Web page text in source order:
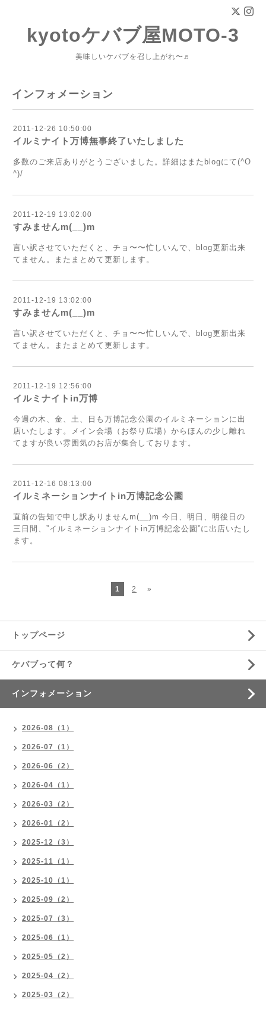
kyotoケバブ屋MOTO-3
美味しいケバブを召し上がれ〜♬
インフォメーション
2011-12-26 10:50:00
イルミナイト万博無事終了いたしました
多数のご来店ありがとうございました。詳細はまたblogにて(^O
^)/
2011-12-19 13:02:00
すみませんm(__)m
言い訳させていただくと、チョ〜〜忙しいんで、blog更新出来
てません。またまとめて更新します。
2011-12-19 13:02:00
すみませんm(__)m
言い訳させていただくと、チョ〜〜忙しいんで、blog更新出来
てません。またまとめて更新します。
2011-12-19 12:56:00
イルミナイトin万博
今週の木、金、土、日も万博記念公園のイルミネーションに出
店いたします。メイン会場（お祭り広場）からほんの少し離れ
てますが良い雰囲気のお店が集合しております。
2011-12-16 08:13:00
イルミネーションナイトin万博記念公園
直前の告知で申し訳ありませんm(__)m 今日、明日、明後日の
三日間、”イルミネーションナイトin万博記念公園”に出店いたし
ます。
1 2 »
トップページ
ケバブって何？
インフォメーション
2026-08（1）
2026-07（1）
2026-06（2）
2026-04（1）
2026-03（2）
2026-01（2）
2025-12（3）
2025-11（1）
2025-10（1）
2025-09（2）
2025-07（3）
2025-06（1）
2025-05（2）
2025-04（2）
2025-03（2）